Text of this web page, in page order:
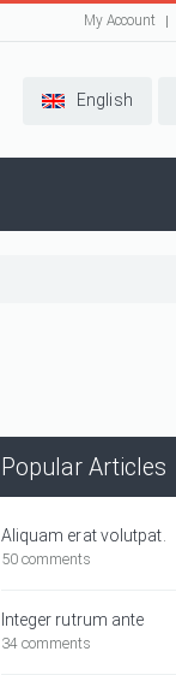
My Account
English
Popular Articles
Aliquam erat volutpat.
50 comments
Integer rutrum ante
34 comments